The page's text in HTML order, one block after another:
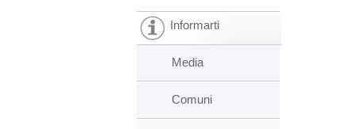
Informarti
Media
Comuni